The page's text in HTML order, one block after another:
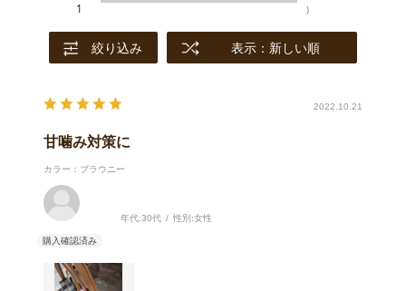
1
)
絞り込み 表示：新しい順
2022.10.21
甘噛み対策に
カラー：ブラウニー
年代:30代 性別:女性